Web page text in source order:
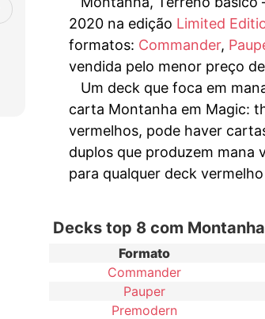
2020 na edição Limited
formatos: Commander,
vendida pelo menor preço
Um deck que foca em
carta Montanha em Magic:
vermelhos, pode haver
duplos que produzem mana
para qualquer deck
Decks top 8 com Montanha
Formato
Commander
Pauper
Premodern